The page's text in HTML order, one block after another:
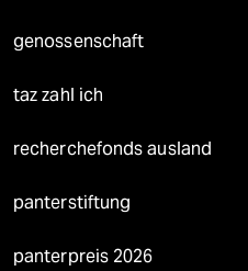
genossenschaft
taz zahl ich
recherchefonds ausland
panterstiftung
panterpreis 2026